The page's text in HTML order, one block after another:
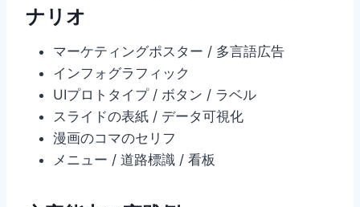
ナリオ
マーケティングポスター / 多言語広告
インフォグラフィック
UIプロトタイプ / ボタン / ラベル
スライドの表紙 / データ可視化
漫画のコマのセリフ
メニュー / 道路標識 / 看板